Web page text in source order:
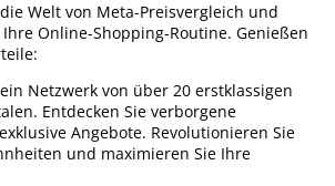
Welt von Meta-Preisvergleich und
Online-Shopping-Routine. Genießen
Netzwerk von über 20 erstklassigen
Entdecken Sie verborgene
Angebote. Revolutionieren Sie
und maximieren Sie Ihre